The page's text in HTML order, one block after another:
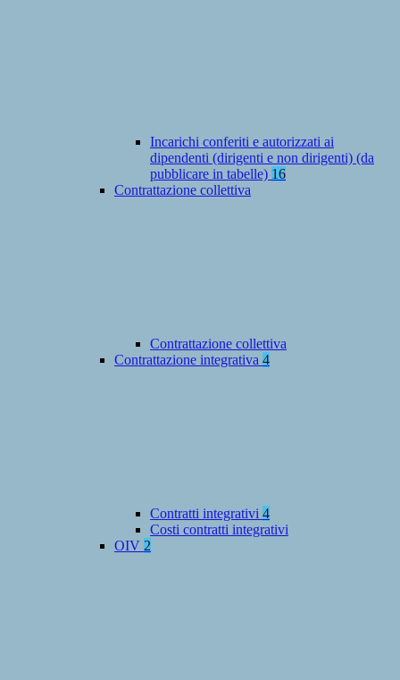
Incarichi conferiti e autorizzati ai
dipendenti (dirigenti e non dirigenti) (da
pubblicare in tabelle) 16
Contrattazione collettiva
Contrattazione collettiva
Contrattazione integrativa 4
Contratti integrativi 4
Costi contratti integrativi
OIV 2